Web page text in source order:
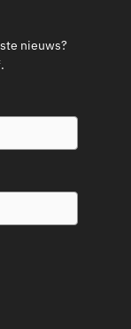
nieuws?